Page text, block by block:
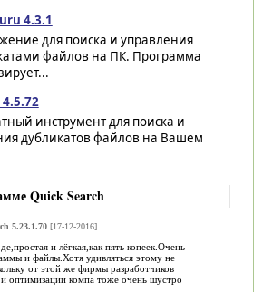
4.3.1
для поиска и управления
файлов на ПК. Программа
инструмент для поиска и
дубликатов файлов на Вашем
Quick Search
5.23.1.70[17-12-2016]
и лёгкая,как пять копеек.Очень
и файлы.Хотя удивляться этому не
от этой же фирмы разработчиков
оптимизации компа тоже очень шустро